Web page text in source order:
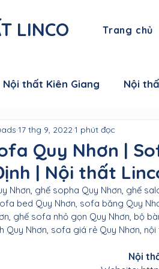
LINCO Trang chủ
Nội thất Kiên Giang Nội
Nội thất Đồng Tháp
Nội thất Hậu Giang
Nội thất Bến Tre Nội
Quy Nhơn |
| Nội thất
17 thg 9, 2022 1 phút đọc
Nhơn, ghế sopha Quy Nhơn, ghế
bed Quy Nhơn, sofa băng Quy
ghế sofa nhỏ gọn Quy Nhơn, bộ
Quy Nhơn, sofa giá rẻ Quy Nhơn,
Nội